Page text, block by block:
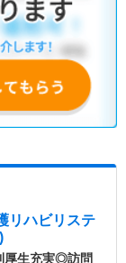
リハビリステ
厚生充実◎訪問